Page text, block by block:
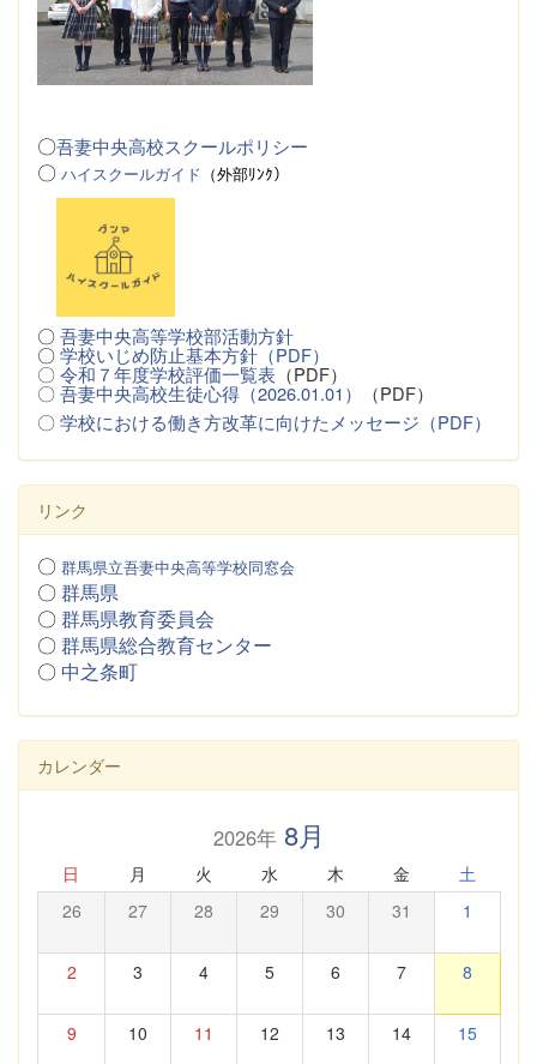
〇吾妻中央高校スクールポリシー
〇 ハイスクールガイド （外部ﾘﾝｸ）
〇吾妻中央高等学校部活動方針
〇学校いじめ防止基本方針（PDF）
〇令和７年度学校評価一覧表 （PDF）
〇吾妻中央高校生徒心得（2026.01.01）
（PDF）
〇学校における働き方改革に向けたメッセージ（PDF）
リンク
〇 群馬県立吾妻中央高等学校同窓会
〇 群馬県
〇 群馬県教育委員会
〇 群馬県総合教育センター
〇 中之条町
カレンダー
2026年8月
日 月 火 水 木 金 土
26 27 28 29 30 31 1
2 3 4 5 6 7 8
9 10 11 12 13 14 15